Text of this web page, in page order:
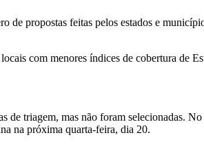
de propostas feitas pelos estados e
com menores índices de cobertura de
de triagem, mas não foram selecionadas.
na próxima quarta-feira, dia 20.